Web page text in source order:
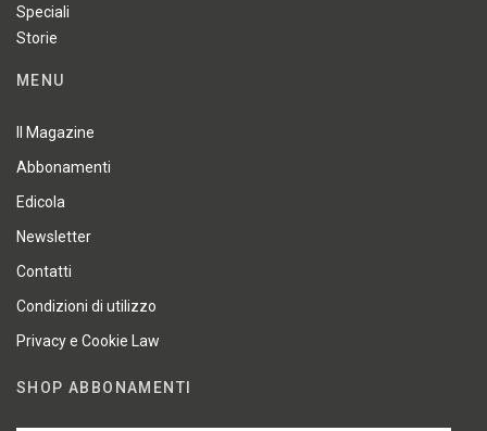
Speciali
Storie
MENU
Il Magazine
Abbonamenti
Edicola
Newsletter
Contatti
Condizioni di utilizzo
Privacy e Cookie Law
SHOP ABBONAMENTI